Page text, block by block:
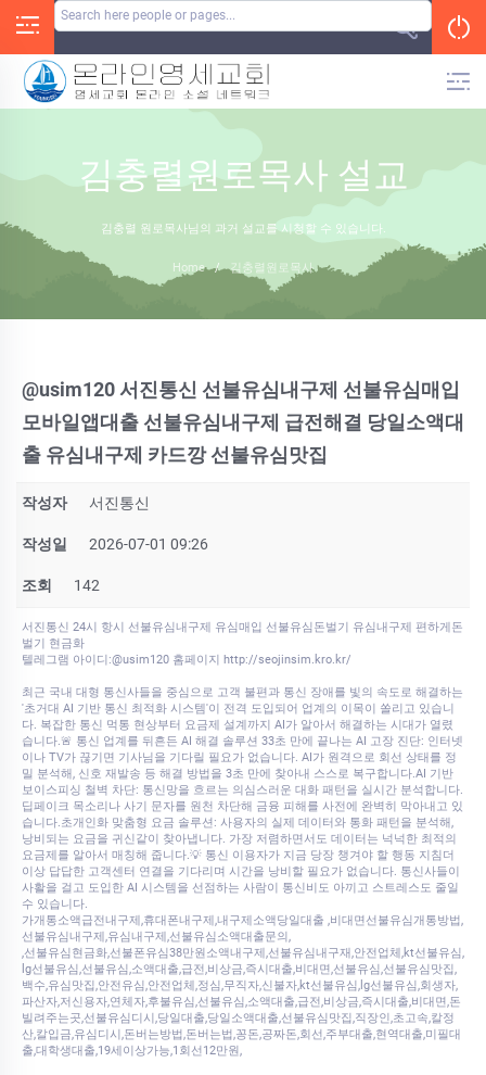
김충렬원로목사 설교
김충렬 원로목사님의 과거 설교를 시청할 수 있습니다.
Home / 김충렬원로목사
@usim120 서진통신 선불유심내구제 선불유심매입
모바일앱대출 선불유심내구제 급전해결 당일소액대
출 유심내구제 카드깡 선불유심맛집
작성자 서진통신
작성일 2026-07-01 09:26
조회 142
서진통신 24시 항시 선불유심내구제 유심매입 선불유심돈벌기 유심내구제 편하게돈
벌기 현금화
텔레그램 아이디:@usim120 홈페이지 http://seojinsim.kro.kr/
최근 국내 대형 통신사들을 중심으로 고객 불편과 통신 장애를 빛의 속도로 해결하는
'초거대 AI 기반 통신 최적화 시스템'이 전격 도입되어 업계의 이목이 쏠리고 있습니
다. 복잡한 통신 먹통 현상부터 요금제 설계까지 AI가 알아서 해결하는 시대가 열렸
습니다.🚨 통신 업계를 뒤흔든 AI 해결 솔루션 33초 만에 끝나는 AI 고장 진단: 인터넷
이나 TV가 끊기면 기사님을 기다릴 필요가 없습니다. AI가 원격으로 회선 상태를 정
밀 분석해, 신호 재발송 등 해결 방법을 3초 만에 찾아내 스스로 복구합니다.AI 기반
보이스피싱 철벽 차단: 통신망을 흐르는 의심스러운 대화 패턴을 실시간 분석합니다.
딥페이크 목소리나 사기 문자를 원천 차단해 금융 피해를 사전에 완벽히 막아내고 있
습니다.초개인화 맞춤형 요금 솔루션: 사용자의 실제 데이터와 통화 패턴을 분석해,
낭비되는 요금을 귀신같이 찾아냅니다. 가장 저렴하면서도 데이터는 넉넉한 최적의
요금제를 알아서 매칭해 줍니다.💡 통신 이용자가 지금 당장 챙겨야 할 행동 지침더
이상 답답한 고객센터 연결을 기다리며 시간을 낭비할 필요가 없습니다. 통신사들이
사활을 걸고 도입한 AI 시스템을 선점하는 사람이 통신비도 아끼고 스트레스도 줄일
수 있습니다.
가개통소액급전내구제,휴대폰내구제,내구제소액당일대출 ,비대면선불유심개통방법,
선불유심내구제,유심내구제,선불유심소액대출문의,
,선불유심현금화,선불폰유심38만원소액내구제,선불유심내구재,안전업체,kt선불유심,
lg선불유심,선불유심,소액대출,급전,비상금,즉시대출,비대면,선불유심,선불유심맛집,
백수,유심맛집,안전유심,안전업체,정심,무직자,신불자,kt선불유심,lg선불유심,회생자,
파산자,저신용자,연체자,후불유심,선불유심,소액대출,급전,비상금,즉시대출,비대면,돈
빌려주는곳,선불유심디시,당일대출,당일소액대출,선불유심맛집,직장인,초고속,칼정
산,칼입금,유심디시,돈버는방법,돈버는법,꽁돈,공짜돈,회선,주부대출,현역대출,미필대
출,대학생대출,19세이상가능,1회선12만원,